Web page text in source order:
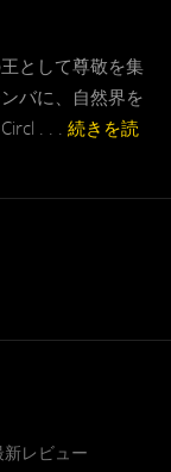
として尊敬を集
バに、自然界を
. . . 続きを読
新レビュー